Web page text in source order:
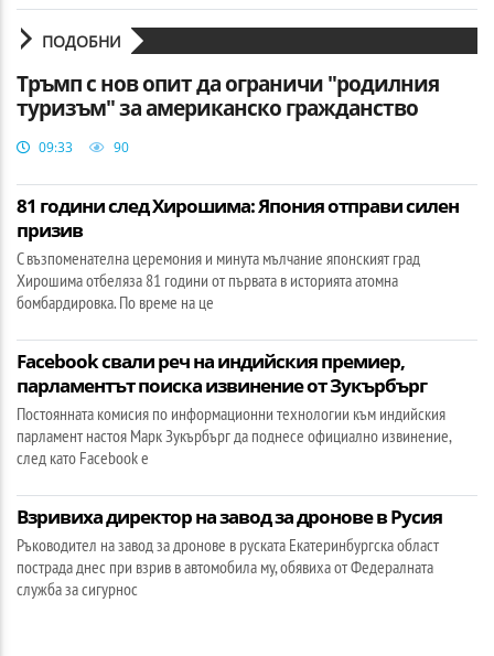
ПОДОБНИ
Тръмп с нов опит да ограничи "родилния
туризъм" за американско гражданство
09:33 90
81 години след Хирошима: Япония отправи силен
призив
С възпоменателна церемония и минута мълчание японският град
Хирошима отбеляза 81 години от първата в историята атомна
бомбардировка. По време на це
Facebook свали реч на индийския премиер,
парламентът поиска извинение от Зукърбърг
Постоянната комисия по информационни технологии към индийския
парламент настоя Марк Зукърбърг да поднесе официално извинение,
след като Facebook е
Взривиха директор на завод за дронове в Русия
Ръководител на завод за дронове в руската Екатеринбургска област
пострада днес при взрив в автомобила му, обявиха от Федералната
служба за сигурнос